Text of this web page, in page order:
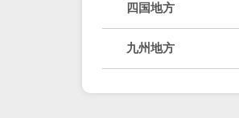
四国地方
九州地方